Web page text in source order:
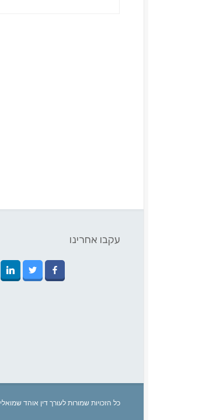
עקבו אחרינו
(c) כל הזכויות שמורות לעורך דין אוהד שמואלי